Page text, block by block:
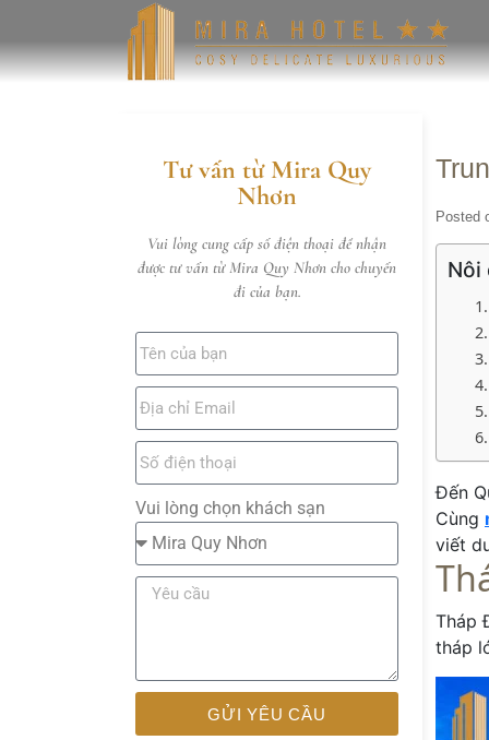
Tư vấn từ Mira Quy
Nhơn
Vui lòng cung cấp số điện thoại để nhận
được tư vấn từ Mira Quy Nhơn cho chuyến
đi của bạn.
Vui lòng chọn khách sạn
GỬI YÊU CẦU
Posted
Nôi
Đến
Cùng
viết
Tháp
tháp